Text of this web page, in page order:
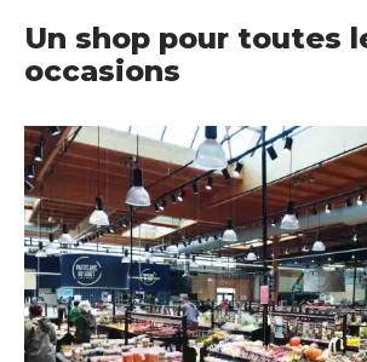
Un shop pour toutes
occasions